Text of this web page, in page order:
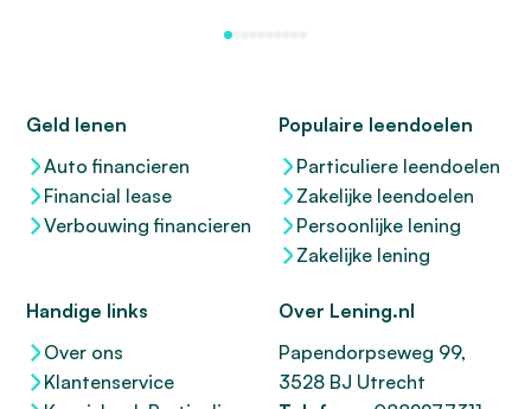
Geld lenen
Auto financieren
Financial lease
Verbouwing financieren
Populaire leendoelen
Particuliere leendoelen
Zakelijke leendoelen
Persoonlijke lening
Zakelijke lening
Handige links
Over ons
Klantenservice
Over Lening.nl
Papendorpseweg 99,
3528 BJ Utrecht